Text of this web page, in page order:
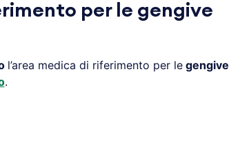
per le gengive
l’area medica di riferimento per legengive
.